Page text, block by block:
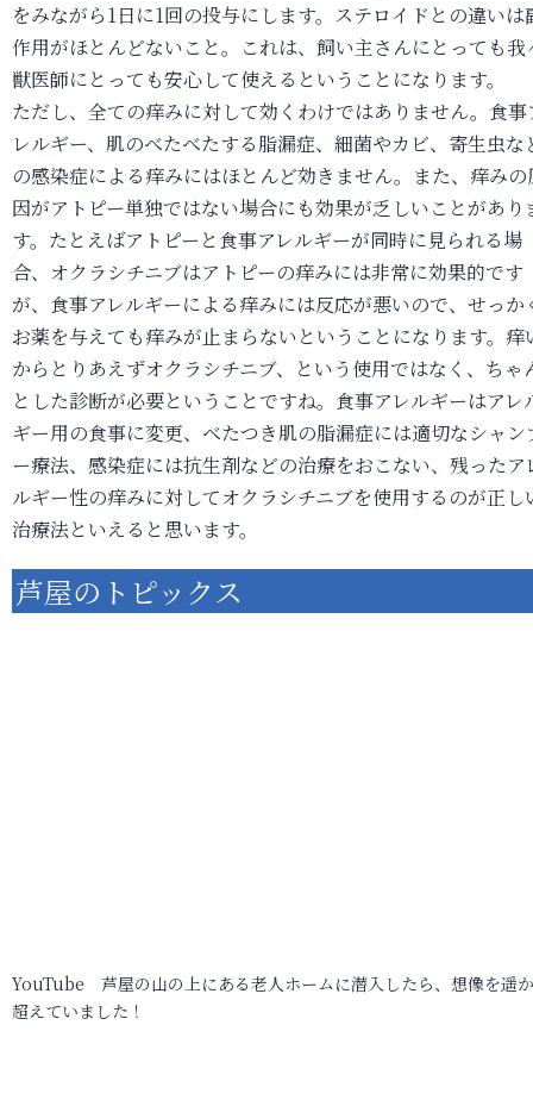
をみながら1日に1回の投与にします。ステロイドとの違いは
作用がほとんどないこと。これは、飼い主さんにとっても我
獣医師にとっても安心して使えるということになります。
ただし、全ての痒みに対して効くわけではありません。食事
レルギー、肌のべたべたする脂漏症、細菌やカビ、寄生虫な
の感染症による痒みにはほとんど効きません。また、痒みの
因がアトピー単独ではない場合にも効果が乏しいことがあり
す。たとえばアトピーと食事アレルギーが同時に見られる場
合、オクラシチニブはアトピーの痒みには非常に効果的です
が、食事アレルギーによる痒みには反応が悪いので、せっか
お薬を与えても痒みが止まらないということになります。痒
からとりあえずオクラシチニブ、という使用ではなく、ちゃ
とした診断が必要ということですね。食事アレルギーはアレ
ギー用の食事に変更、べたつき肌の脂漏症には適切なシャン
ー療法、感染症には抗生剤などの治療をおこない、残ったア
ルギー性の痒みに対してオクラシチニブを使用するのが正し
治療法といえると思います。
芦屋のトピックス
YouTube 芦屋の山の上にある老人ホームに潜入したら、想像を遥
超えていました！